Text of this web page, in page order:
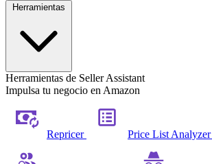
Herramientas de Seller Assistant
Impulsa tu negocio en Amazon
Repricer Price List Analyzer